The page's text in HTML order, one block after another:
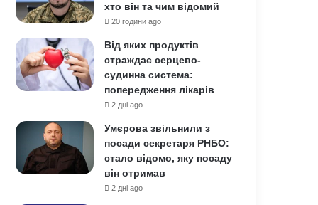
хто він та чим відомий
20 години ago
Від яких продуктів
страждає серцево-
судинна система:
попередження лікарів
2 дні ago
Умєрова звільнили з
посади секретаря РНБО:
стало відомо, яку посаду
він отримав
2 дні ago